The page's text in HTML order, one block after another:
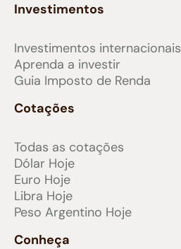
Investimentos
Investimentos internacionais
Aprenda a investir
Guia Imposto de Renda
Cotações
Todas as cotações
Dólar Hoje
Euro Hoje
Libra Hoje
Peso Argentino Hoje
Conheça